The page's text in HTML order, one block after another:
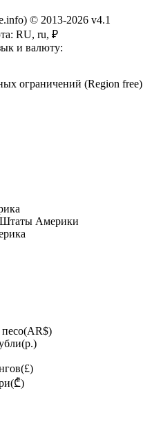
© 2013-2026 v4.1
RU, ru, ₽
и валюту:
ограничений (Region free)
Америки